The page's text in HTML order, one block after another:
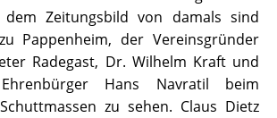
Zeitungsbild von damals sind
Pappenheim, der Vereinsgründer
Radegast, Dr. Wilhelm Kraft und
Hans Navratil beim
zu sehen. Claus Dietz